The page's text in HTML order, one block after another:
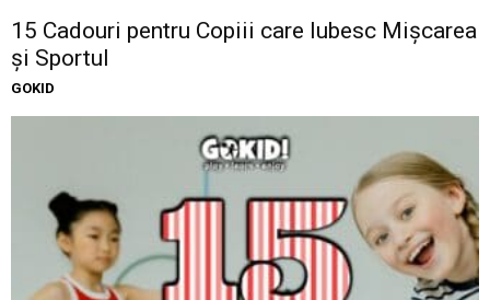
15 Cadouri pentru Copiii care Iubesc Mișcarea
și Sportul
GOKID